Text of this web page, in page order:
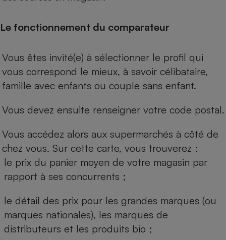
Le fonctionnement du comparateur
Vous êtes invité(e) à sélectionner le profil qui
vous correspond le mieux, à savoir célibataire,
famille avec enfants ou couple sans enfant.
Vous devez ensuite renseigner votre code postal.
Vous accédez alors aux supermarchés à côté de
chez vous. Sur cette carte, vous trouverez :
le prix du panier moyen de votre magasin par
rapport à ses concurrents ;
le détail des prix pour les grandes marques (ou
marques nationales), les marques de
distributeurs et les produits bio ;